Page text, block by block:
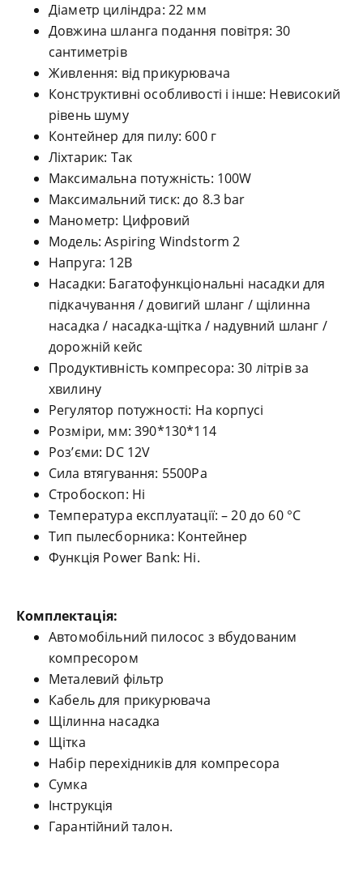
Діаметр циліндра: 22 мм
Довжина шланга подання повітря: 30
сантиметрів
Живлення: від прикурювача
Конструктивні особливості і інше: Невисокий
рівень шуму
Контейнер для пилу: 600 г
Ліхтарик: Так
Максимальна потужність: 100W
Максимальний тиск: до 8.3 bar
Манометр: Цифровий
Модель: Aspiring Windstorm 2
Напруга: 12В
Насадки: Багатофункціональні насадки для
підкачування / довигий шланг / щілинна
насадка / насадка-щітка / надувний шланг /
дорожній кейс
Продуктивність компресора: 30 літрів за
хвилину
Регулятор потужності: На корпусі
Розміри, мм: 390*130*114
Роз’єми: DC 12V
Сила втягування: 5500Рa
Стробоскоп: Ні
Температура експлуатації: – 20 до 60 °C
Тип пылесборника: Контейнер
Функція Power Bank: Ні.
Комплектація:
Автомобільний пилосос з вбудованим
компресором
Металевий фільтр
Кабель для прикурювача
Щілинна насадка
Щітка
Набір перехідників для компресора
Сумка
Інструкція
Гарантійний талон.